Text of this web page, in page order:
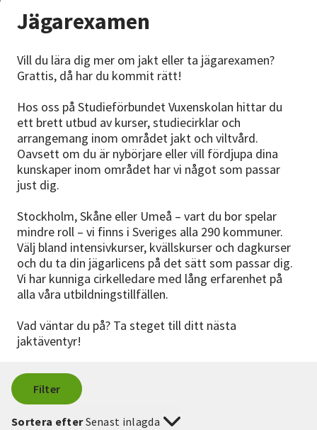
Lyssna
Jägarexamen
Vill du lära dig mer om jakt eller ta jägarexamen?
Grattis, då har du kommit rätt!
Hos oss på Studieförbundet Vuxenskolan hittar du
ett brett utbud av kurser, studiecirklar och
arrangemang inom området jakt och viltvård.
Oavsett om du är nybörjare eller vill fördjupa dina
kunskaper inom området har vi något som passar
just dig.
Stockholm, Skåne eller Umeå – vart du bor spelar
mindre roll – vi finns i Sveriges alla 290 kommuner.
Välj bland intensivkurser, kvällskurser och dagkurser
och du ta din jägarlicens på det sätt som passar dig.
Vi har kunniga cirkelledare med lång erfarenhet på
alla våra utbildningstillfällen.
Vad väntar du på? Ta steget till ditt nästa
jaktäventyr!
Filter
Sortera efterSenast inlagda